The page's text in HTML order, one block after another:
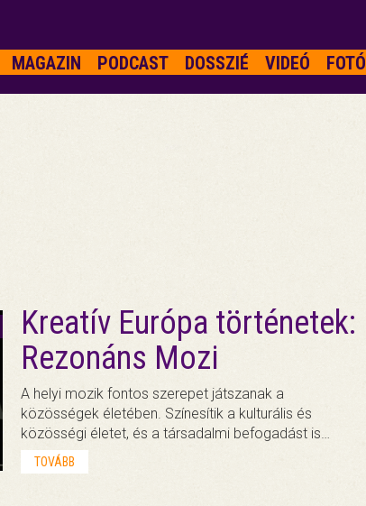
MAGAZIN PODCAST DOSSZIÉ VIDEÓ FOTÓ
Kreatív Európa történetek:
Rezonáns Mozi
A helyi mozik fontos szerepet játszanak a
közösségek életében. Színesítik a kulturális és
közösségi életet, és a társadalmi befogadást is…
TOVÁBB